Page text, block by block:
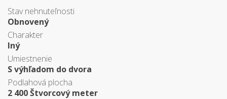
Stav nehnuteľnosti
Obnovený
Charakter
Iný
Umiestnenie
S výhľadom do dvora
Podlahová plocha
2 400 Štvorcový meter